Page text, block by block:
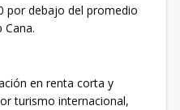
por debajo del promedio
en renta corta y
turismo internacional,